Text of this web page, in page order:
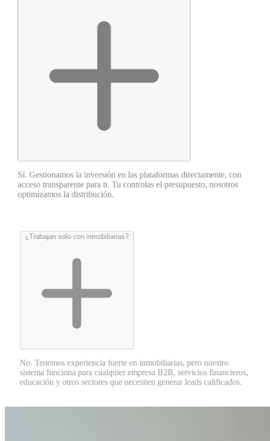
Sí. Gestionamos la inversión en las plataformas directamente, con
acceso transparente para ti. Tu controlas el presupuesto, nosotros
optimizamos la distribución.
¿Trabajan solo con inmobiliarias?
No. Tenemos experiencia fuerte en inmobiliarias, pero nuestro
sistema funciona para cualquier empresa B2B, servicios financieros,
educación y otros sectores que necesiten generar leads calificados.